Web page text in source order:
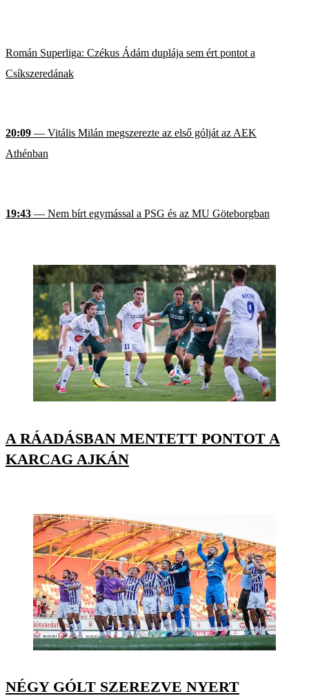
Román Superliga: Czékus Ádám duplája sem ért pontot a
Csíkszeredának
20:09 — Vitális Milán megszerezte az első gólját az AEK
Athénban
19:43 — Nem bírt egymással a PSG és az MU Göteborgban
A RÁADÁSBAN MENTETT PONTOT A
KARCAG AJKÁN
NÉGY GÓLT SZEREZVE NYERT